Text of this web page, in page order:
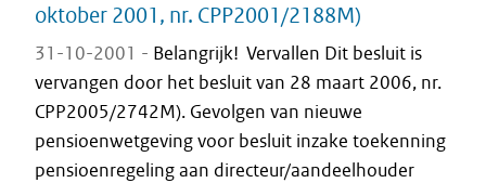
oktober 2001, nr. CPP2001/2188M)
31-10-2001 - Belangrijk! Vervallen Dit besluit is
vervangen door het besluit van 28 maart 2006, nr.
CPP2005/2742M). Gevolgen van nieuwe
pensioenwetgeving voor besluit inzake toekenning
pensioenregeling aan directeur/aandeelhouder